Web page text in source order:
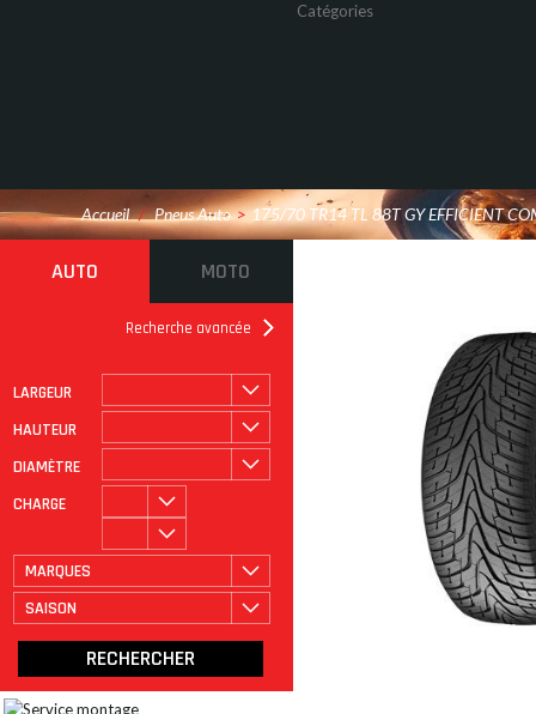
Catégories
Accueil / Pneus Auto > 175/70 TR14 TL 88T GY EFFICIENT
AUTO MOTO
Recherche avancée
LARGEUR
HAUTEUR
DIAMÈTRE
CHARGE
MARQUES
SAISON
ROULAGE À PLAT